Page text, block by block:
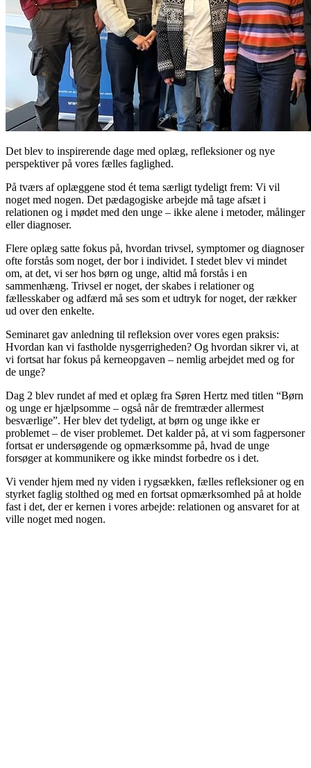
Det blev to inspirerende dage med oplæg, refleksioner og nye
perspektiver på vores fælles faglighed.
På tværs af oplæggene stod ét tema særligt tydeligt frem: Vi vil
noget med nogen. Det pædagogiske arbejde må tage afsæt i
relationen og i mødet med den unge – ikke alene i metoder, målinger
eller diagnoser.
Flere oplæg satte fokus på, hvordan trivsel, symptomer og diagnoser
ofte forstås som noget, der bor i individet. I stedet blev vi mindet
om, at det, vi ser hos børn og unge, altid må forstås i en
sammenhæng. Trivsel er noget, der skabes i relationer og
fællesskaber og adfærd må ses som et udtryk for noget, der rækker
ud over den enkelte.
Seminaret gav anledning til refleksion over vores egen praksis:
Hvordan kan vi fastholde nysgerrigheden? Og hvordan sikrer vi, at
vi fortsat har fokus på kerneopgaven – nemlig arbejdet med og for
de unge?
Dag 2 blev rundet af med et oplæg fra Søren Hertz med titlen “Børn
og unge er hjælpsomme – også når de fremtræder allermest
besværlige”. Her blev det tydeligt, at børn og unge ikke er
problemet – de viser problemet. Det kalder på, at vi som fagpersoner
fortsat er undersøgende og opmærksomme på, hvad de unge
forsøger at kommunikere og ikke mindst forbedre os i det.
Vi vender hjem med ny viden i rygsækken, fælles refleksioner og en
styrket faglig stolthed og med en fortsat opmærksomhed på at holde
fast i det, der er kernen i vores arbejde: relationen og ansvaret for at
ville noget med nogen.